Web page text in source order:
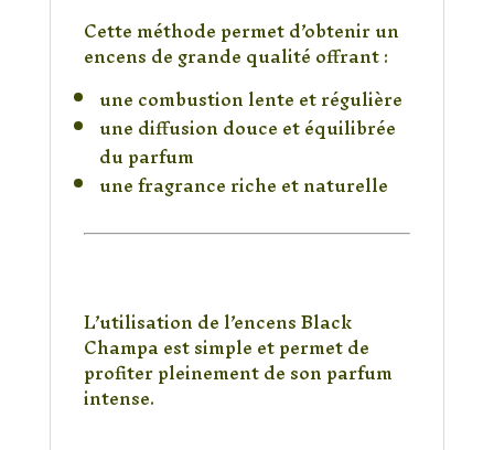
Cette méthode permet d’obtenir un
encens de grande qualité offrant :
une combustion lente et régulière
une diffusion douce et équilibrée
du parfum
une fragrance riche et naturelle
Comment utiliser
L’utilisation de l’encens Black
Champa est simple et permet de
profiter pleinement de son parfum
intense.